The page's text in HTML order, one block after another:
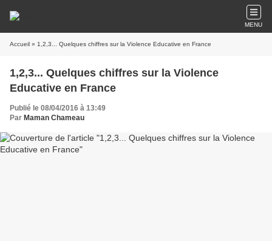
MENU
Accueil » 1,2,3... Quelques chiffres sur la Violence Educative en France
1,2,3... Quelques chiffres sur la Violence
Educative en France
Publié le 08/04/2016 à 13:49
Par Maman Chameau